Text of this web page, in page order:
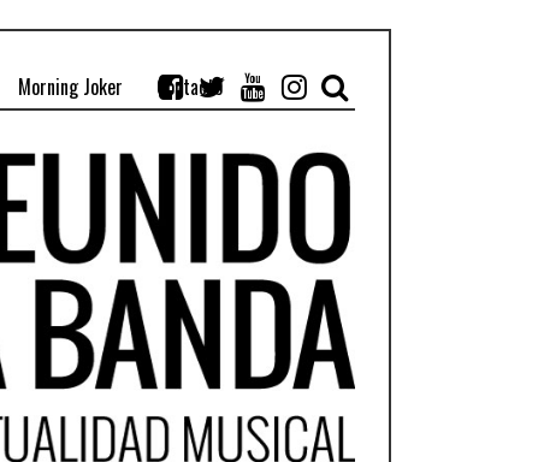
Morning Joker Contacto